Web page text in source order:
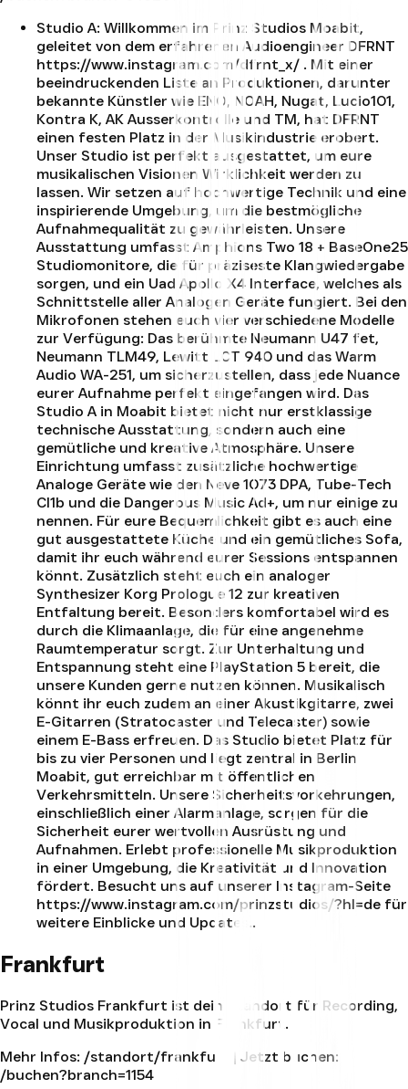
Studio A: Willkommen im Prinz Studios Moabit,
geleitet von dem erfahrenen Audioengineer DFRNT
https://www.instagram.com/dfrnt_x/ . Mit einer
beeindruckenden Liste an Produktionen, darunter
bekannte Künstler wie ENO, NOAH, Nugat, Lucio101,
Kontra K, AK Ausserkontrolle und TM, hat DFRNT
einen festen Platz in der Musikindustrie erobert.
Unser Studio ist perfekt ausgestattet, um eure
musikalischen Visionen Wirklichkeit werden zu
lassen. Wir setzen auf hochwertige Technik und eine
inspirierende Umgebung, um die bestmögliche
Aufnahmequalität zu gewährleisten. Unsere
Ausstattung umfasst Amphions Two 18 + BaseOne25
Studiomonitore, die für präziseste Klangwiedergabe
sorgen, und ein Uad Apollo X4 Interface, welches als
Schnittstelle aller Analogen Geräte fungiert. Bei den
Mikrofonen stehen euch vier verschiedene Modelle
zur Verfügung: Das berühmte Neumann U47 fet,
Neumann TLM49, Lewitt LCT 940 und das Warm
Audio WA-251, um sicherzustellen, dass jede Nuance
eurer Aufnahme perfekt eingefangen wird. Das
Studio A in Moabit bietet nicht nur erstklassige
technische Ausstattung, sondern auch eine
gemütliche und kreative Atmosphäre. Unsere
Einrichtung umfasst zusätzliche hochwertige
Analoge Geräte wie den Neve 1073 DPA, Tube-Tech
Cl1b und die Dangerous Music Ad+, um nur einige zu
nennen. Für eure Bequemlichkeit gibt es auch eine
gut ausgestattete Küche und ein gemütliches Sofa,
damit ihr euch während eurer Sessions entspannen
könnt. Zusätzlich steht euch ein analoger
Synthesizer Korg Prologue 12 zur kreativen
Entfaltung bereit. Besonders komfortabel wird es
durch die Klimaanlage, die für eine angenehme
Raumtemperatur sorgt. Zur Unterhaltung und
Entspannung steht eine PlayStation 5 bereit, die
unsere Kunden gerne nutzen können. Musikalisch
könnt ihr euch zudem an einer Akustikgitarre, zwei
E-Gitarren (Stratocaster und Telecaster) sowie
einem E-Bass erfreuen. Das Studio bietet Platz für
bis zu vier Personen und liegt zentral in Berlin
Moabit, gut erreichbar mit öffentlichen
Verkehrsmitteln. Unsere Sicherheitsvorkehrungen,
einschließlich einer Alarmanlage, sorgen für die
Sicherheit eurer wertvollen Ausrüstung und
Aufnahmen. Erlebt professionelle Musikproduktion
in einer Umgebung, die Kreativität und Innovation
fördert. Besucht uns auf unserer Instagram-Seite
https://www.instagram.com/prinzstudios/?hl=de für
weitere Einblicke und Updates..
Frankfurt
Prinz Studios Frankfurt ist dein Standort für Recording,
Vocal und Musikproduktion in Frankfurt.
Mehr Infos: /standort/frankfurt
| Jetzt buchen:
/buchen?branch=1154